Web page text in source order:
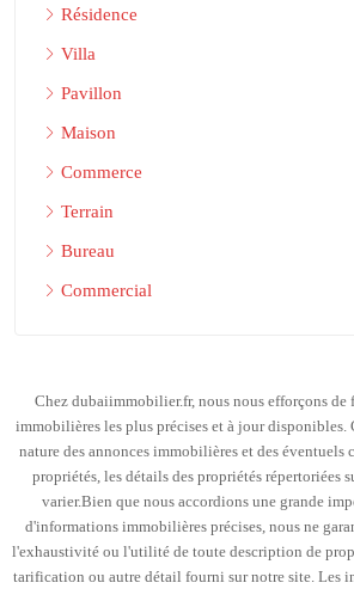
Résidence
Villa
Pavillon
Maison
Commerce
Terrain
Bureau
Commercial
Chez dubaiimmobilier.fr, nous nous efforçons
immobilières les plus précises et à jour disponibles.
nature des annonces immobilières et des éventuels
propriétés, les détails des propriétés répertoriées
varier.Bien que nous accordions une grande
d'informations immobilières précises, nous ne
l'exhaustivité ou l'utilité de toute description de
tarification ou autre détail fourni sur notre site. Les